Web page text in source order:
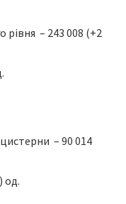
– 243 008 (+2
– 90 014
од.